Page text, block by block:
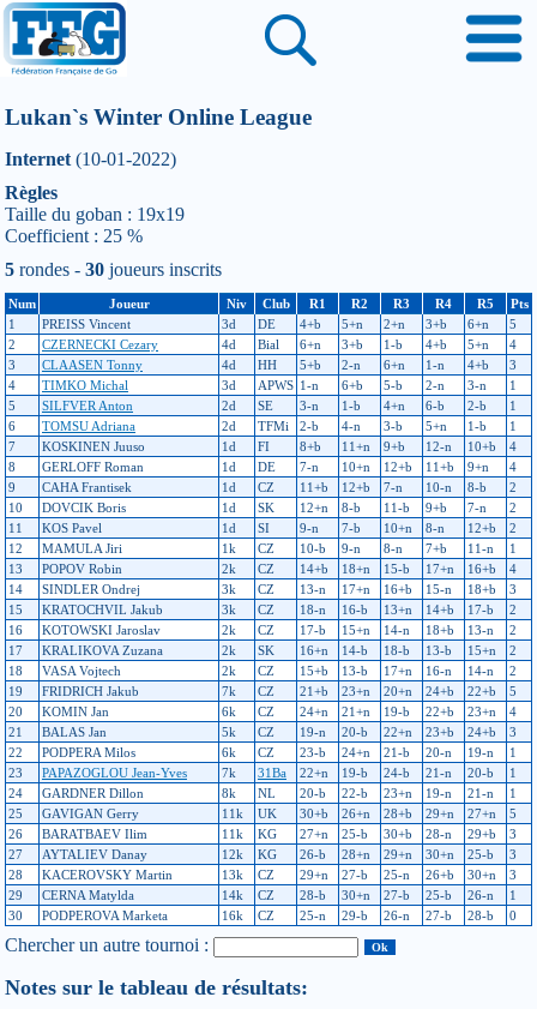
Lukan`s Winter Online League
Internet (10-01-2022)
Règles
Taille du goban : 19x19
Coefficient : 25 %
5 rondes - 30 joueurs inscrits
Num Joueur Niv Club R1 R2 R3 R4 R5
Pts
1
PREISS Vincent 3d DE 4+b 5+n 2+n 3+b 6+n
5
2
CZERNECKI Cezary 4d Bial 6+n 3+b 1-b 4+b 5+n
4
3
CLAASEN Tonny 4d HH 5+b 2-n 6+n 1-n 4+b
3
4
TIMKO Michal 3d APWS 1-n 6+b 5-b 2-n 3-n
1
5
SILFVER Anton 2d SE 3-n 1-b 4+n 6-b 2-b
1
6
TOMSU Adriana 2d TFMi 2-b 4-n 3-b 5+n 1-b
1
7
KOSKINEN Juuso 1d FI 8+b 11+n 9+b 12-n 10+b
4
8
GERLOFF Roman 1d DE 7-n 10+n 12+b 11+b 9+n
4
9
CAHA Frantisek 1d CZ 11+b 12+b 7-n 10-n 8-b
2
10
DOVCIK Boris 1d SK 12+n 8-b 11-b 9+b 7-n
2
11
KOS Pavel 1d SI 9-n 7-b 10+n 8-n 12+b
2
12
MAMULA Jiri 1k CZ 10-b 9-n 8-n 7+b 11-n
1
13
POPOV Robin 2k CZ 14+b 18+n 15-b 17+n 16+b
4
14
SINDLER Ondrej 3k CZ 13-n 17+n 16+b 15-n 18+b
3
15
KRATOCHVIL Jakub 3k CZ 18-n 16-b 13+n 14+b 17-b
2
16
KOTOWSKI Jaroslav 2k CZ 17-b 15+n 14-n 18+b 13-n
2
17
KRALIKOVA Zuzana 2k SK 16+n 14-b 18-b 13-b 15+n
2
18
VASA Vojtech 2k CZ 15+b 13-b 17+n 16-n 14-n
2
19
FRIDRICH Jakub 7k CZ 21+b 23+n 20+n 24+b 22+b
5
20
KOMIN Jan 6k CZ 24+n 21+n 19-b 22+b 23+n
4
21
BALAS Jan 5k CZ 19-n 20-b 22+n 23+b 24+b
3
22
PODPERA Milos 6k CZ 23-b 24+n 21-b 20-n 19-n
1
23
PAPAZOGLOU Jean-Yves 7k 31Ba 22+n 19-b 24-b 21-n 20-b
1
24
GARDNER Dillon 8k NL 20-b 22-b 23+n 19-n 21-n
1
25
GAVIGAN Gerry 11k UK 30+b 26+n 28+b 29+n 27+n
5
26
BARATBAEV Ilim 11k KG 27+n 25-b 30+b 28-n 29+b
3
27
AYTALIEV Danay 12k KG 26-b 28+n 29+n 30+n 25-b
3
28
KACEROVSKY Martin 13k CZ 29+n 27-b 25-n 26+b 30+n
3
29
CERNA Matylda 14k CZ 28-b 30+n 27-b 25-b 26-n
1
30
PODPEROVA Marketa 16k CZ 25-n 29-b 26-n 27-b 28-b 0
Chercher un autre tournoi :
Notes sur le tableau de résultats: